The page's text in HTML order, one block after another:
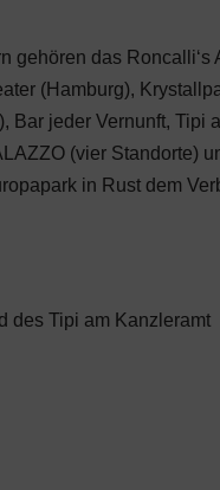
gehören das
(Hamburg),
Bar jeder Vernunft, Tipi
(vier Standorte)
in Rust dem
des Tipi am Kanzleramt